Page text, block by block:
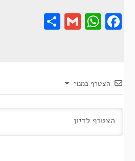
Gmail
Share
הצטרף כמנוי